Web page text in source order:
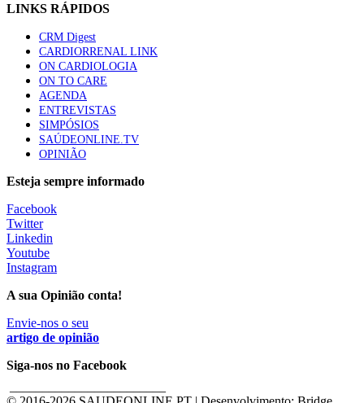
LINKS RÁPIDOS
CRM Digest
CARDIORRENAL LINK
ON CARDIOLOGIA
ON TO CARE
AGENDA
ENTREVISTAS
SIMPÓSIOS
SAÚDEONLINE.TV
OPINIÃO
Esteja sempre informado
Facebook
Twitter
Linkedin
Youtube
Instagram
A sua Opinião conta!
Envie-nos o seu
artigo de opinião
Siga-nos no Facebook